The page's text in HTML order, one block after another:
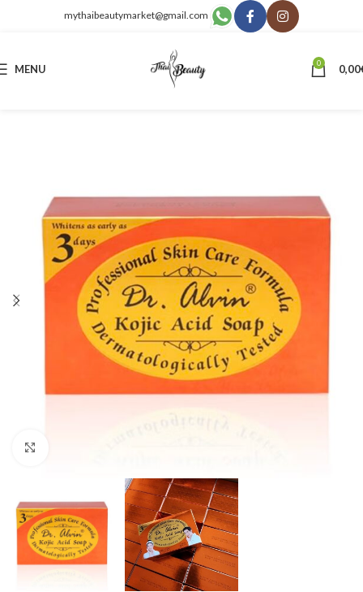
mythaibeautymarket@gmail.com
MENU 0 0,00